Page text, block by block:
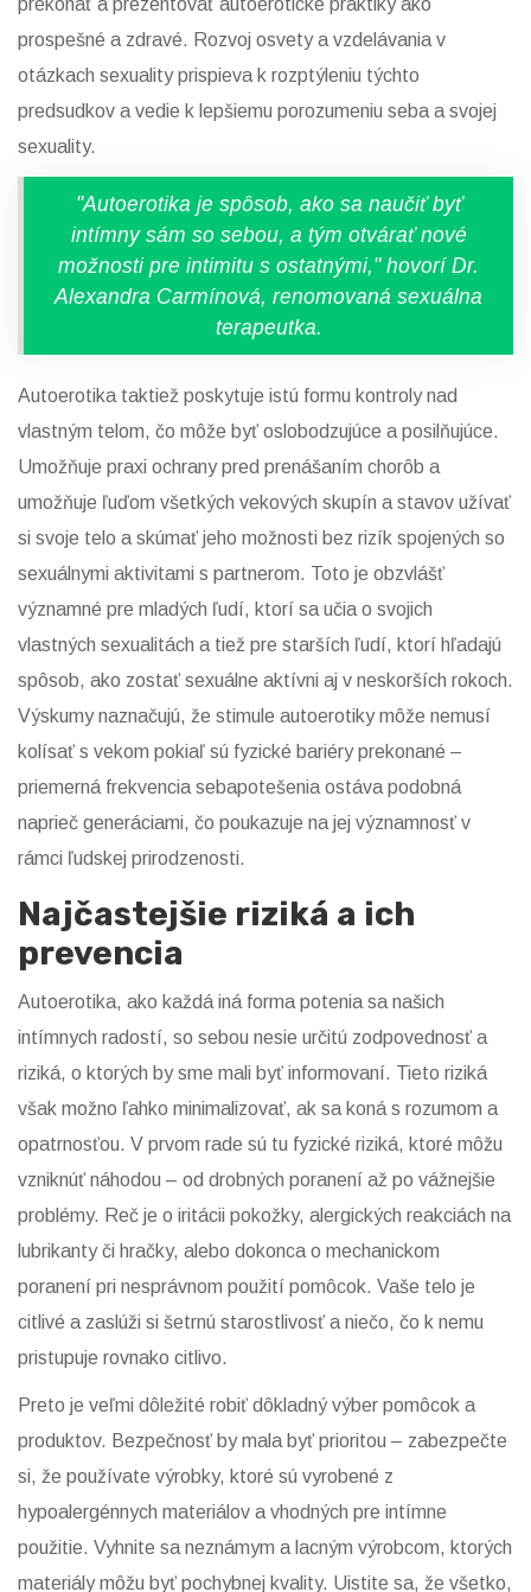
prekonať a prezentovať autoerotické praktiky ako
prospešné a zdravé. Rozvoj osvety a vzdelávania v
otázkach sexuality prispieva k rozptýleniu týchto
predsudkov a vedie k lepšiemu porozumeniu seba a svojej
sexuality.
"Autoerotika je spôsob, ako sa naučiť byť
intímny sám so sebou, a tým otvárať nové
možnosti pre intimitu s ostatnými," hovorí Dr.
Alexandra Carmínová, renomovaná sexuálna
terapeutka.
Autoerotika taktiež poskytuje istú formu kontroly nad
vlastným telom, čo môže byť oslobodzujúce a posilňujúce.
Umožňuje praxi ochrany pred prenášaním chorôb a
umožňuje ľuďom všetkých vekových skupín a stavov užívať
si svoje telo a skúmať jeho možnosti bez rizík spojených so
sexuálnymi aktivitami s partnerom. Toto je obzvlášť
významné pre mladých ľudí, ktorí sa učia o svojich
vlastných sexualitách a tiež pre starších ľudí, ktorí hľadajú
spôsob, ako zostať sexuálne aktívni aj v neskorších rokoch.
Výskumy naznačujú, že stimule autoerotiky môže nemusí
kolísať s vekom pokiaľ sú fyzické bariéry prekonané –
priemerná frekvencia sebapotešenia ostáva podobná
naprieč generáciami, čo poukazuje na jej významnosť v
rámci ľudskej prirodzenosti.
Najčastejšie riziká a ich
prevencia
Autoerotika, ako každá iná forma potenia sa našich
intímnych radostí, so sebou nesie určitú zodpovednosť a
riziká, o ktorých by sme mali byť informovaní. Tieto riziká
však možno ľahko minimalizovať, ak sa koná s rozumom a
opatrnosťou. V prvom rade sú tu fyzické riziká, ktoré môžu
vzniknúť náhodou – od drobných poranení až po vážnejšie
problémy. Reč je o iritácii pokožky, alergických reakciách na
lubrikanty či hračky, alebo dokonca o mechanickom
poranení pri nesprávnom použití pomôcok. Vaše telo je
citlivé a zaslúži si šetrnú starostlivosť a niečo, čo k nemu
pristupuje rovnako citlivo.
Preto je veľmi dôležité robiť dôkladný výber pomôcok a
produktov. Bezpečnosť by mala byť prioritou – zabezpečte
si, že používate výrobky, ktoré sú vyrobené z
hypoalergénnych materiálov a vhodných pre intímne
použitie. Vyhnite sa neznámym a lacným výrobcom, ktorých
materiály môžu byť pochybnej kvality. Uistite sa, že všetko,